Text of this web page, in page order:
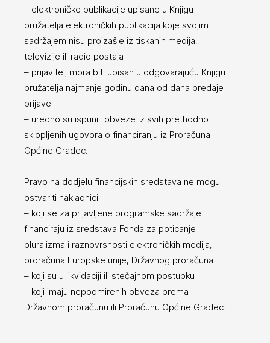
– elektroničke publikacije upisane u Knjigu
pružatelja elektroničkih publikacija koje svojim
sadržajem nisu proizašle iz tiskanih medija,
televizije ili radio postaja
– prijavitelj mora biti upisan u odgovarajuću Knjigu
pružatelja najmanje godinu dana od dana predaje
prijave
– uredno su ispunili obveze iz svih prethodno
sklopljenih ugovora o financiranju iz Proračuna
Općine Gradec.
Pravo na dodjelu financijskih sredstava ne mogu
ostvariti nakladnici:
– koji se za prijavljene programske sadržaje
financiraju iz sredstava Fonda za poticanje
pluralizma i raznovrsnosti elektroničkih medija,
proračuna Europske unije, Državnog proračuna
– koji su u likvidaciji ili stečajnom postupku
– koji imaju nepodmirenih obveza prema
Državnom proračunu ili Proračunu Općine Gradec.